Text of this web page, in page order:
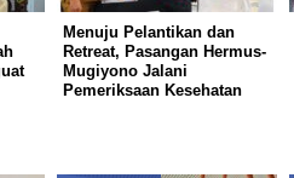
Menuju Pelantikan dan
Retreat, Pasangan Hermus-
Mugiyono Jalani
Pemeriksaan Kesehatan